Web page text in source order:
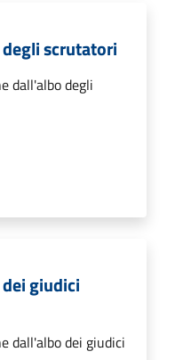
scrutatori
dall'albo degli
giudici
dall'albo dei giudici